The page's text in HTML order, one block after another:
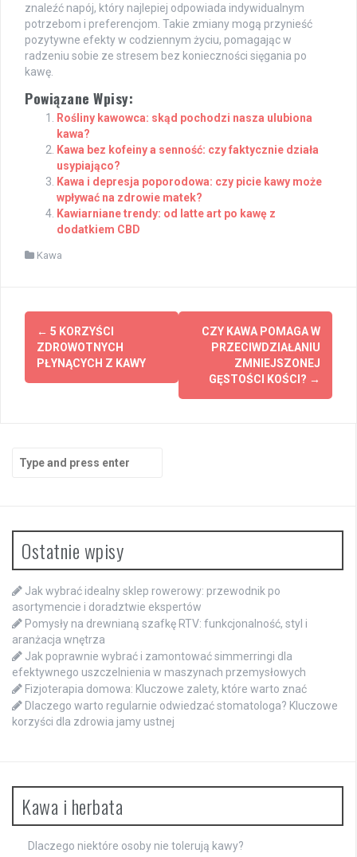
znaleźć napój, który najlepiej odpowiada indywidualnym
potrzebom i preferencjom. Takie zmiany mogą przynieść
pozytywne efekty w codziennym życiu, pomagając w
radzeniu sobie ze stresem bez konieczności sięgania po
kawę.
Powiązane Wpisy:
Rośliny kawowca: skąd pochodzi nasza ulubiona
kawa?
Kawa bez kofeiny a senność: czy faktycznie działa
usypiająco?
Kawa i depresja poporodowa: czy picie kawy może
wpływać na zdrowie matek?
Kawiarniane trendy: od latte art po kawę z
dodatkiem CBD
Kawa
Post
navigation
← 5 KORZYŚCI
ZDROWOTNYCH
PŁYNĄCYCH Z KAWY
CZY KAWA POMAGA W
PRZECIWDZIAŁANIU
ZMNIEJSZONEJ
GĘSTOŚCI KOŚCI? →
for:
Ostatnie wpisy
Jak wybrać idealny sklep rowerowy: przewodnik po
asortymencie i doradztwie ekspertów
Pomysły na drewnianą szafkę RTV: funkcjonalność, styl i
aranżacja wnętrza
Jak poprawnie wybrać i zamontować simmerringi dla
efektywnego uszczelnienia w maszynach przemysłowych
Fizjoterapia domowa: Kluczowe zalety, które warto znać
Dlaczego warto regularnie odwiedzać stomatologa? Kluczowe
korzyści dla zdrowia jamy ustnej
Kawa i herbata
Dlaczego niektóre osoby nie tolerują kawy?